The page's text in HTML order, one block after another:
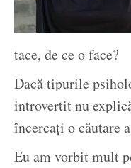
tace, de ce o face?
Dacă tipurile
introvertit nu
încercaţi o căutare
Eu am vorbit mult